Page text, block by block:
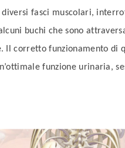
fasci muscolari,
buchi che sono
Il corretto funzionamento di
funzione urinaria,